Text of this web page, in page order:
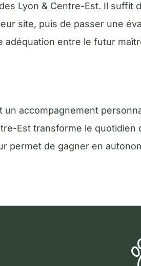
Lyon & Centre-Est. Il suffit
site, puis de passer une
entre le futur
accompagnement
Est transforme le quotidien
permet de gagner en